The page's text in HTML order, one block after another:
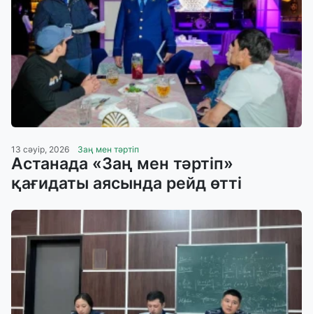
13 сәуір, 2026 Заң мен тәртіп
Астанада «Заң мен тәртіп»
қағидаты аясында рейд өтті